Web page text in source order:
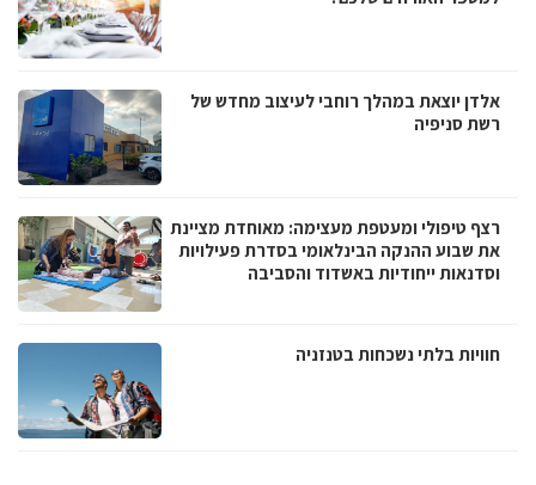
אלדן יוצאת במהלך רוחבי לעיצוב מחדש של
רשת סניפיה
רצף טיפולי ומעטפת מעצימה: מאוחדת מציינת
את שבוע ההנקה הבינלאומי בסדרת פעילויות
וסדנאות ייחודיות באשדוד והסביבה
חוויות בלתי נשכחות בטנזניה